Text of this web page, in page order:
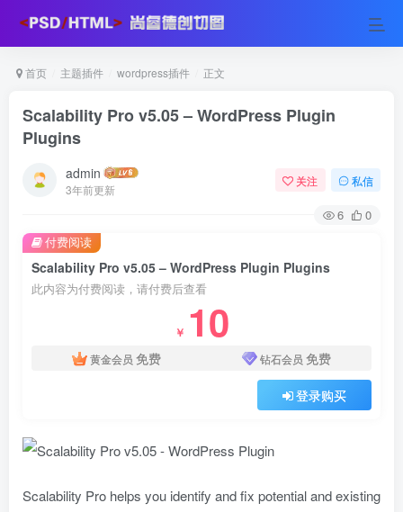
首页 主题插件 wordpress插件 正文
Scalability Pro v5.05 – WordPress Plugin
Plugins
admin
3年前更新
关注 私信
6 0
Scalability Pro v5.05 – WordPress Plugin Plugins
此内容为付费阅读，请付费后查看
￥ 10
黄金会员 免费 钻石会员 免费
登录购买
付费阅读
Scalability Pro helps you identify and fix potential and existing